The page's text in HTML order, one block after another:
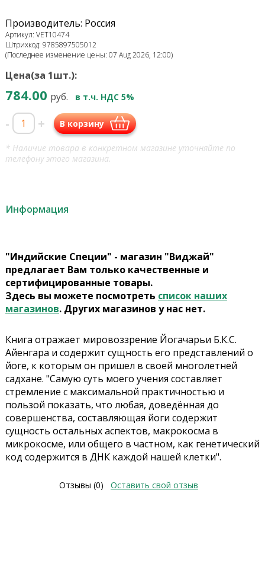
Производитель: Россия
Артикул: VET10474
Штрихкод: 9785897505012
(Последнее изменение цены: 07 Aug 2026, 12:00)
Цена(за 1шт.):
784.00 руб. в т.ч. НДС 5%
- + В корзину
* Наличие товара в конкретном магазине уточняйте по
телефону этого магазина.
Информация
"Индийские Специи" - магазин "Виджай"
предлагает Вам только качественные и
сертифицированные товары.
Здесь вы можете посмотреть список наших
магазинов. Других магазинов у нас нет.
Книга отражает мировоззрение Йогачарьи Б.К.С.
Айенгара и содержит сущность его представлений о
йоге, к которым он пришел в своей многолетней
садхане. "Самую суть моего учения составляет
стремление с максимальной практичностью и
пользой показать, что любая, доведённая до
совершенства, составляющая йоги содержит
сущность остальных аспектов, макрокосма в
микрокосме, или общего в частном, как генетический
код содержится в ДНК каждой нашей клетки".
Отзывы (0) Оставить свой отзыв